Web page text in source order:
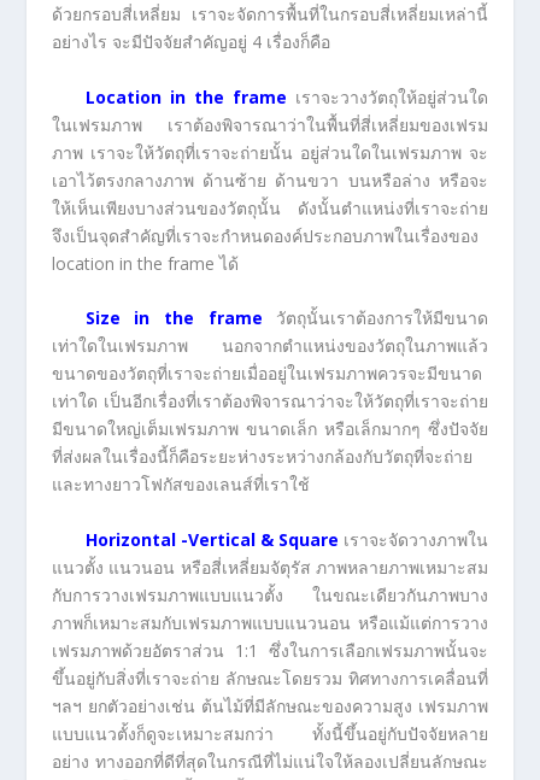
ด้วยกรอบสี่เหลี่ยม เราจะจัดการพื้นที่ในกรอบสี่เหลี่ยมเหล่านี้
อย่างไร จะมีปัจจัยสำคัญอยู่ 4 เรื่องก็คือ
Location in the frame เราจะวางวัตถุให้อยู่ส่วนใด
ในเฟรมภาพ เราต้องพิจารณาว่าในพื้นที่สี่เหลี่ยมของเฟรม
ภาพ เราจะให้วัตถุที่เราจะถ่ายนั้น อยู่ส่วนใดในเฟรมภาพ จะ
เอาไว้ตรงกลางภาพ ด้านซ้าย ด้านขวา บนหรือล่าง หรือจะ
ให้เห็นเพียงบางส่วนของวัตถุนั้น ดังนั้นตำแหน่งที่เราจะถ่าย
จึงเป็นจุดสำคัญที่เราจะกำหนดองค์ประกอบภาพในเรื่องของ
location in the frame ได้
Size in the frame
วัตถุนั้นเราต้องการให้มีขนาด
เท่าใดในเฟรมภาพ นอกจากตำแหน่งของวัตถุในภาพแล้ว
ขนาดของวัตถุที่เราจะถ่ายเมื่ออยู่ในเฟรมภาพควรจะมีขนาด
เท่าใด เป็นอีกเรื่องที่เราต้องพิจารณาว่าจะให้วัตถุที่เราจะถ่าย
มีขนาดใหญ่เต็มเฟรมภาพ ขนาดเล็ก หรือเล็กมากๆ ซึ่งปัจจัย
ที่ส่งผลในเรื่องนี้ก็คือระยะห่างระหว่างกล้องกับวัตถุที่จะถ่าย
และทางยาวโฟกัสของเลนส์ที่เราใช้
Horizontal -Vertical & Square เราจะจัดวางภาพใน
แนวตั้ง แนวนอน หรือสี่เหลี่ยมจัตุรัส ภาพหลายภาพเหมาะสม
กับการวางเฟรมภาพแบบแนวตั้ง ในขณะเดียวกันภาพบาง
ภาพก็เหมาะสมกับเฟรมภาพแบบแนวนอน หรือแม้แต่การวาง
เฟรมภาพด้วยอัตราส่วน 1:1 ซึ่งในการเลือกเฟรมภาพนั้นจะ
ขึ้นอยู่กับสิ่งที่เราจะถ่าย ลักษณะโดยรวม ทิศทางการเคลื่อนที่
ฯลฯ ยกตัวอย่างเช่น ต้นไม้ที่มีลักษณะของความสูง เฟรมภาพ
แบบแนวตั้งก็ดูจะเหมาะสมกว่า ทั้งนี้ขึ้นอยู่กับปัจจัยหลาย
อย่าง ทางออกที่ดีที่สุดในกรณีที่ไม่แน่ใจให้ลองเปลี่ยนลักษณะ